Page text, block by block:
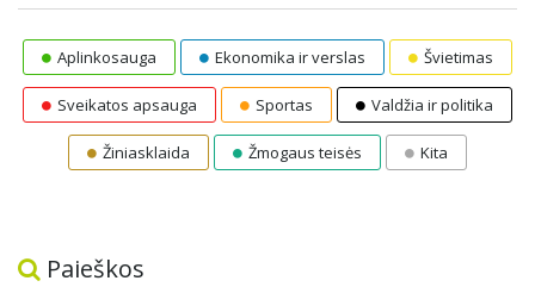
Aplinkosauga Ekonomika ir verslas Švietimas
Sveikatos apsauga Sportas Valdžia ir politika
Žiniasklaida Žmogaus teisės Kita
Paieškos